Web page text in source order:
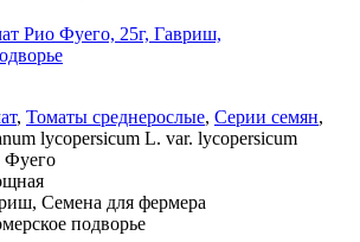
, Томаты среднерослые, Серии семян,
lycopersicum L. var. lycopersicum
Фуего
Семена для фермера
подворье